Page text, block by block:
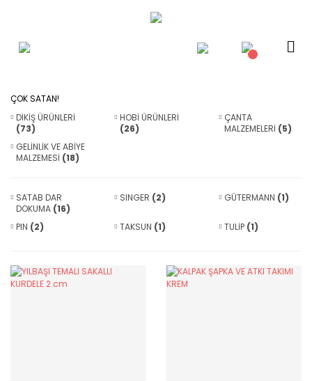
ÇOK SATAN!
DİKİŞ ÜRÜNLERİ
(73)
HOBİ ÜRÜNLERİ
(26)
ÇANTA
MALZEMELERİ (5)
GELİNLİK VE ABİYE
MALZEMESİ (18)
SATAB DAR
DOKUMA (16)
SINGER (2) GÜTERMANN (1)
PIN (2) TAKSUN (1) TULİP (1)